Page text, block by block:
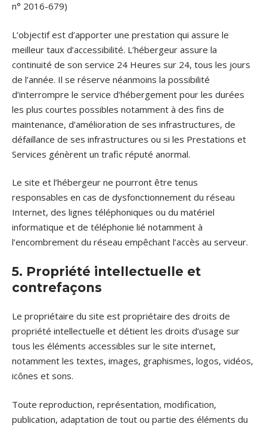
n° 2016-679)
L’objectif est d’apporter une prestation qui assure le
meilleur taux d’accessibilité. L’hébergeur assure la
continuité de son service 24 Heures sur 24, tous les jours
de l’année. Il se réserve néanmoins la possibilité
d’interrompre le service d’hébergement pour les durées
les plus courtes possibles notamment à des fins de
maintenance, d’amélioration de ses infrastructures, de
défaillance de ses infrastructures ou si les Prestations et
Services génèrent un trafic réputé anormal.
Le site et l’hébergeur ne pourront être tenus
responsables en cas de dysfonctionnement du réseau
Internet, des lignes téléphoniques ou du matériel
informatique et de téléphonie lié notamment à
l’encombrement du réseau empêchant l’accès au serveur.
5. Propriété intellectuelle et
contrefaçons
Le propriétaire du site est propriétaire des droits de
propriété intellectuelle et détient les droits d’usage sur
tous les éléments accessibles sur le site internet,
notamment les textes, images, graphismes, logos, vidéos,
icônes et sons.
Toute reproduction, représentation, modification,
publication, adaptation de tout ou partie des éléments du